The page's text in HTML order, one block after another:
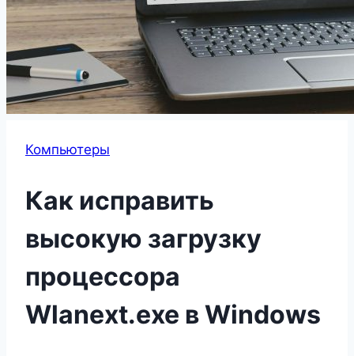
Компьютеры
Как исправить
высокую загрузку
процессора
Wlanext.exe в Windows